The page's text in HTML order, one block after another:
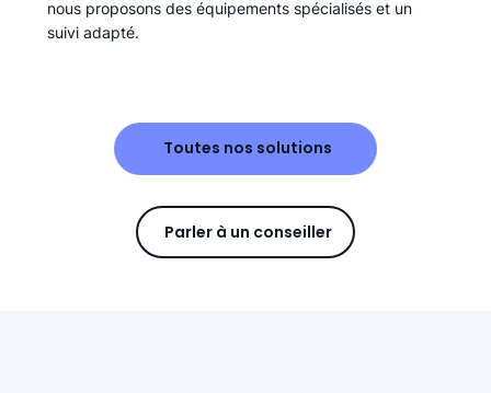
nous proposons des équipements spécialisés et un
suivi adapté.
Toutes nos solutions
Parler à un conseiller